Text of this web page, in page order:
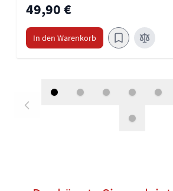
49,90 €
In den Warenkorb